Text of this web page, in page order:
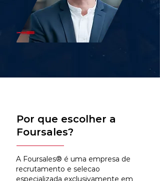
Por que escolher a
Foursales?
A Foursales® é uma empresa de
recrutamento e selecao
especializada exclusivamente em